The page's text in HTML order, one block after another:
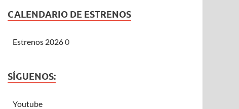
CALENDARIO DE ESTRENOS
Estrenos 20260
SÍGUENOS:
Youtube